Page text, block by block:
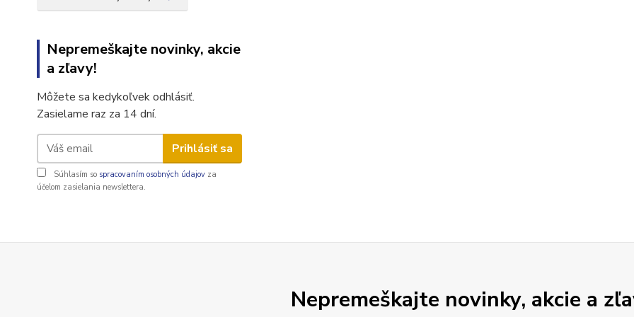
Nepremeškajte novinky, akcie
a zľavy!
Môžete sa kedykoľvek odhlásiť.
Zasielame raz za 14 dní.
Prihlásiť sa
Súhlasím so spracovaním osobných údajov za
účelom zasielania newslettera.
Nepremeškajte novinky, akcie a